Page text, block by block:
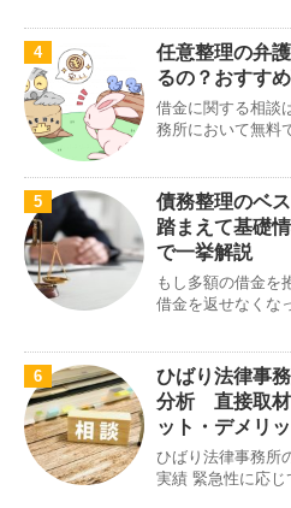
4
任意整理の弁
るの？おすす
借金に関する相談
務所において無料
5
債務整理のベ
踏まえて基礎
で一挙解説
もし多額の借金を
借金を返せなくな
6
ひばり法律事
分析 直接取材
ット・デメリ
ひばり法律事務所
実績 緊急性に応